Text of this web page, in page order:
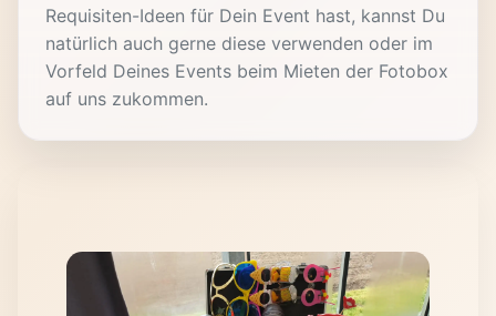
Requisiten-Ideen für Dein Event hast, kannst Du
natürlich auch gerne diese verwenden oder im
Vorfeld Deines Events beim Mieten der Fotobox
auf uns zukommen.